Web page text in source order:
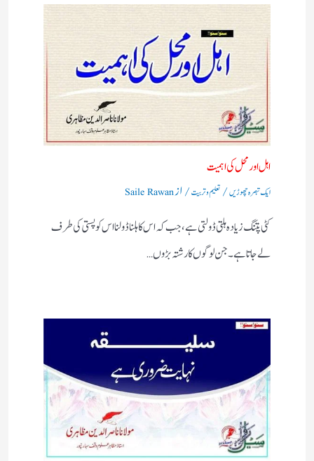
اہل اورمحل کی اہمیت
ایک تبصرہ چھوڑیں/ تعلیم و تربیت/ ازSaile Rawan
کٹی پتنگ زیادہ ہلتی ڈولتی ہے ، جب کہ اس کا ہلنا ڈولنا اس کو پستی کی طرف
لے جاتا ہے۔جن لوگوں کا رشتہ بڑوں…